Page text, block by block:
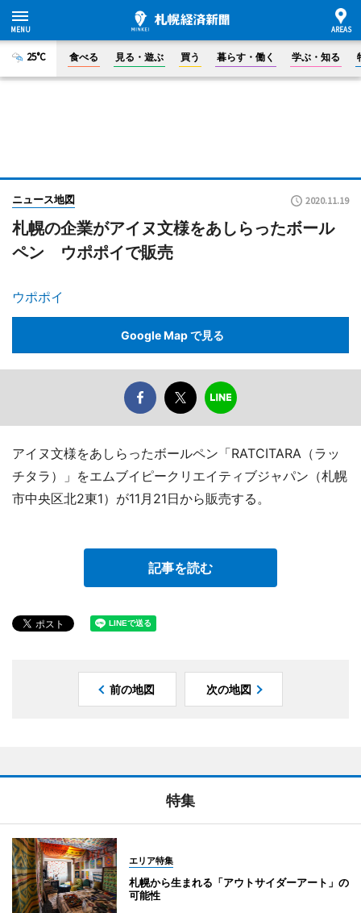
25°C 食べる 見る・遊ぶ 買う 暮らす・働く 学ぶ・知る
ニュース地図 2020.11.19
札幌の企業がアイヌ文様をあしらったボール
ペン ウポポイで販売
ウポポイ
Google Map で見る
アイヌ文様をあしらったボールペン「RATCITARA（ラッ
チタラ）」をエムブイピークリエイティブジャパン（札幌
市中央区北2東1）が11月21日から販売する。
記事を読む
前の地図 次の地図
特集
エリア特集
札幌から生まれる「アウトサイダーアート」の
可能性